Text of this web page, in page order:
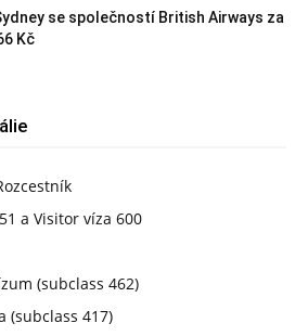
se společností British Airways za
Kč
a Visitor víza 600
(subclass 462)
(subclass 417)